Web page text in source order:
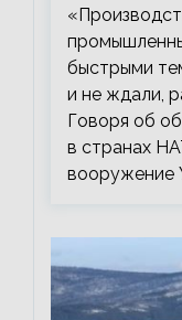
быстрыми
и не ждали,
Говоря об
в странах
вооружение